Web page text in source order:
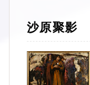
沙原聚影